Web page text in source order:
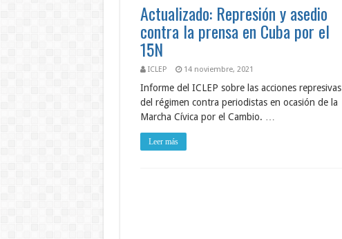
Actualizado: Represión y asedio
contra la prensa en Cuba por el
15N
ICLEP 14 noviembre, 2021
Informe del ICLEP sobre las acciones represivas
del régimen contra periodistas en ocasión de la
Marcha Cívica por el Cambio. …
Leer más